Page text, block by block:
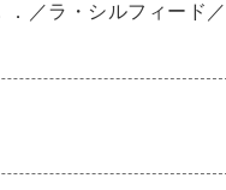
／ラ・シルフィード／